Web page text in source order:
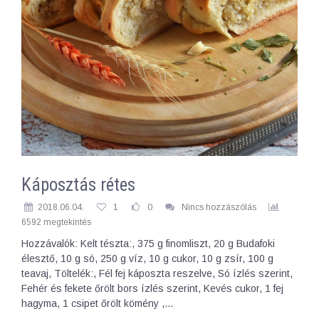
Káposztás rétes
2018.06.04. 1 0
Nincs hozzászólás
6592 megtekintés
Hozzávalók: Kelt tészta:, 375 g finomliszt, 20 g Budafoki
élesztő, 10 g só, 250 g víz, 10 g cukor, 10 g zsír, 100 g
teavaj, Töltelék:, Fél fej káposzta reszelve, Só ízlés szerint,
Fehér és fekete őrölt bors ízlés szerint, Kevés cukor, 1 fej
hagyma, 1 csipet őrölt kömény ,…